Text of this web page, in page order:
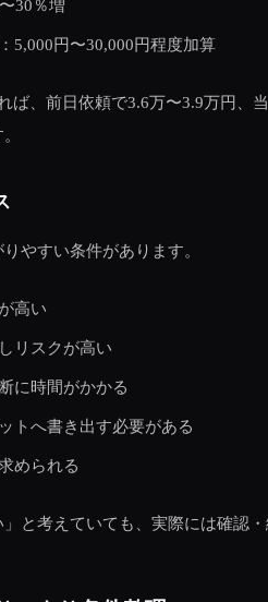
30％増
5,000円〜30,000円程度加算
ば、前日依頼で3.6万〜3.9万円、
やすい条件があります。
高い
リスクが高い
に時間がかかる
トへ書き出す必要がある
められる
と考えていても、実際には確認